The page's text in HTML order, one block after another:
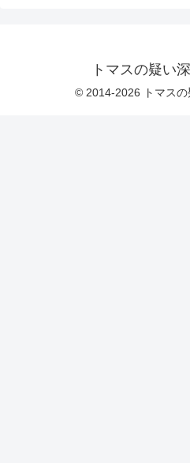
トマスの疑い
© 2014-2026 トマスの